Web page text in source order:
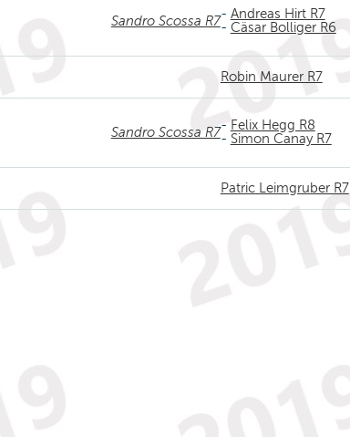
Sandro Scossa R7- Andreas Hirt R7
- Cäsar Bolliger R6
Robin Maurer R7
Sandro Scossa R7- Felix Hegg R8
- Simon Canay R7
Patric Leimgruber R7